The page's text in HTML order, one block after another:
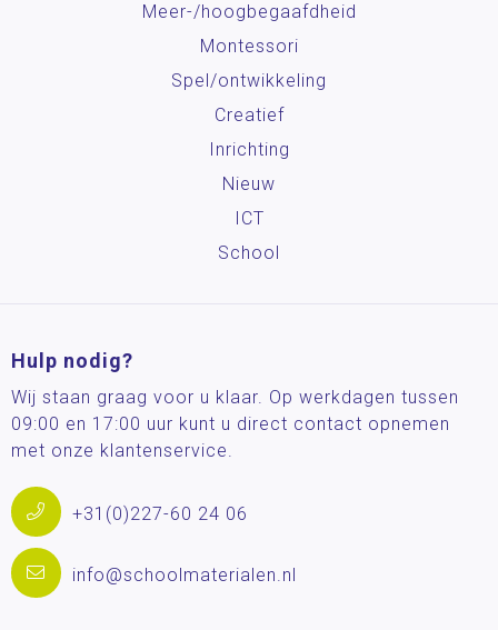
Meer-/hoog­begaafdheid
Montessori
Spel/ontwikkeling
Creatief
Inrichting
Nieuw
ICT
School
Hulp nodig?
Wij staan graag voor u klaar. Op werkdagen tussen
09:00 en 17:00 uur kunt u direct contact opnemen
met onze klantenservice.
+31(0)227-60 24 06
info@schoolmaterialen.nl